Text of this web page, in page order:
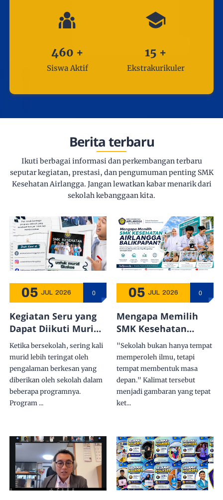
460 +
Siswa Aktif
15 +
Ekstrakurikuler
Berita terbaru
Ikuti berbagai informasi dan perkembangan terbaru
seputar kegiatan, prestasi, dan pengumuman penting SMK
Kesehatan Airlangga. Jangan lewatkan kabar menarik dari
sekolah kebanggaan kita.
05 JUL 2026 0
Kegiatan Seru yang
Dapat Diikuti Murid
SMK Kesehatan
Airlangga selama
Kegiatan Pendidikan
Ketika bersekolah, sering kali
murid lebih teringat oleh
pengalaman berkesan yang
diberikan oleh sekolah dalam
beberapa programnya.
Program ...
05 JUL 2026 0
Mengapa Memilih
SMK Kesehatan
Airlangga
Balikpapan? Sekolah
Kesehatan yang
Mempersiapkan
Generasi Profesional,
Berkarakter, dan
"Sekolah bukan hanya tempat
memperoleh ilmu, tetapi
tempat membentuk masa
depan." Kalimat tersebut
menjadi gambaran yang tepat
ket...